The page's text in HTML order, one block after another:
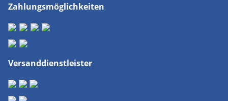
Zahlungsmöglichkeiten
Versanddienstleister